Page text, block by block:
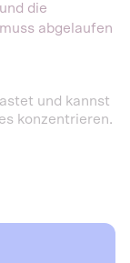
die
abgelaufen
und kannst
konzentrieren.